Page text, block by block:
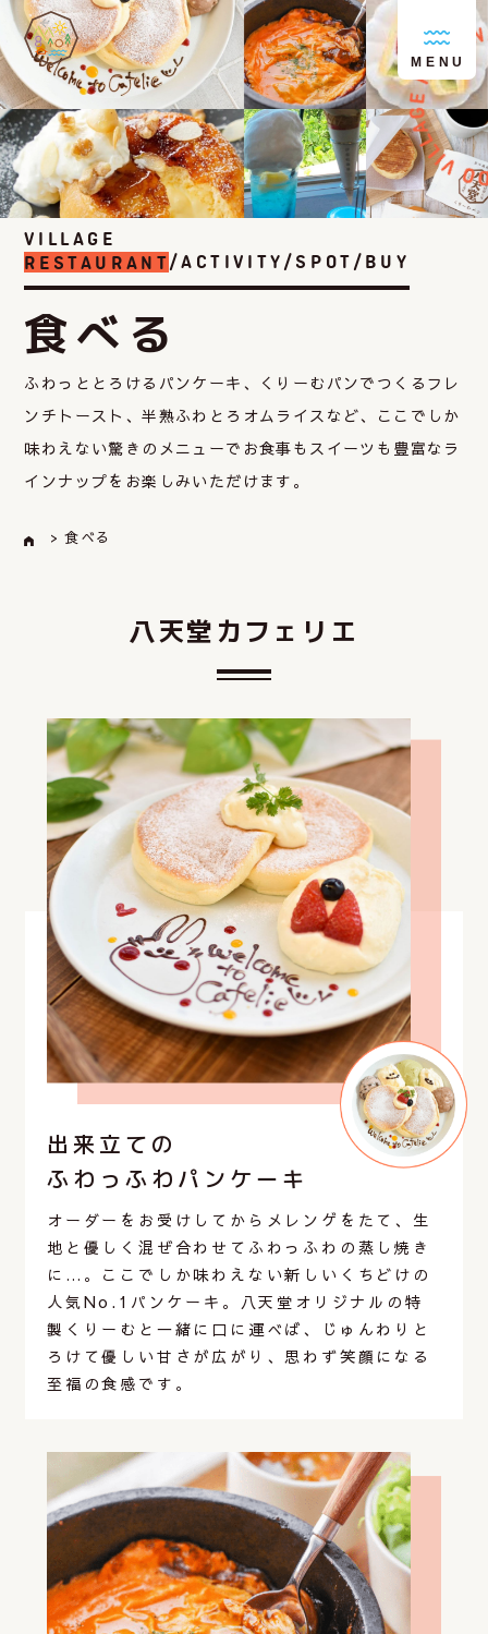
MENU
VILLAGE
RESTAURANT/ACTIVITY/SPOT/BUY
食べる
ふわっととろけるパンケーキ、くりーむパンでつくるフレ
ンチトースト、半熟ふわとろオムライスなど、ここでしか
味わえない驚きのメニューでお食事もスイーツも豊富なラ
インナップをお楽しみいただけます。
> 食べる
八天堂 カフ ェ リ エ
出来立ての
ふわっふわパンケーキ
オーダーをお受けしてからメレンゲをたて、生
地と優しく混ぜ合わせてふわっふわの蒸し焼き
に…。ここでしか味わえない新しいくちどけの
人気No.1パンケーキ。八天堂オリジナルの特
製くりーむと一緒に口に運べば、じゅんわりと
ろけて優しい甘さが広がり、思わず笑顔になる
至福の食感です。